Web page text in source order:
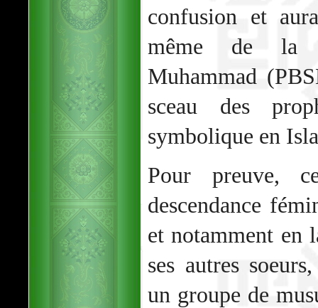
confusion et
même de la
Muhammad
sceau des
symbolique en
Pour preuve,
descendance
et notamment en
ses autres
un groupe de